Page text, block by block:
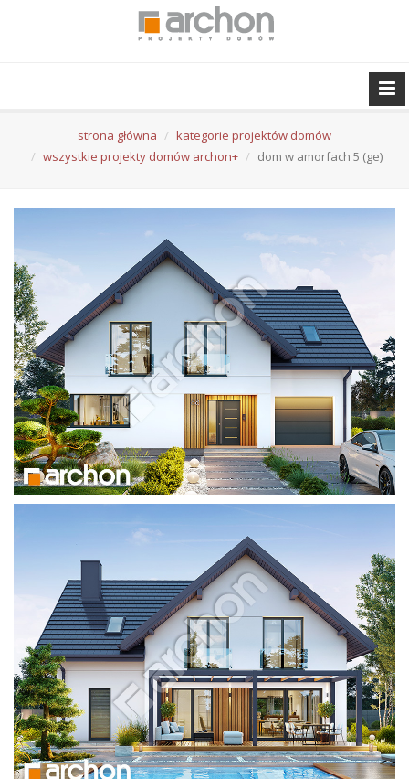
strona główna
kategorie projektów domów
wszystkie projekty domów archon+
dom w amorfach 5 (ge)